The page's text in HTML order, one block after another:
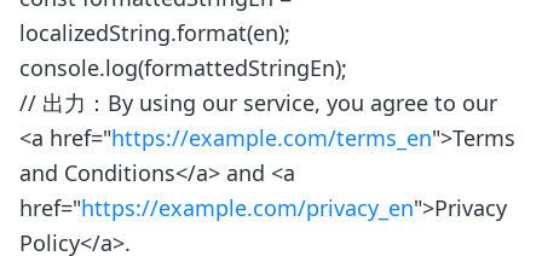
localizedString.format(en);
console.log(formattedStringEn);
// 出力：By using our service, you agree to our
<a href="https://example.com/terms_en">Terms
and Conditions</a> and <a
href="https://example.com/privacy_en">Privacy
Policy</a>.